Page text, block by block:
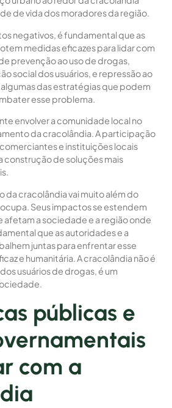
de vida dos moradores da região.
negativos, é fundamental que as
medidas eficazes para lidar com
prevenção ao uso de drogas,
social dos usuários, e repressão ao
das estratégias que podem
esse problema.
envolver a comunidade local no
da cracolândia. A participação
e instituições locais
construção de soluções mais
da cracolândia vai muito além do
Seus impactos se estendem
afetam a sociedade e a região onde
que as autoridades e a
juntas para enfrentar esse
e humanitária. A cracolândia não é
usuários de drogas, é um
públicas e
com a